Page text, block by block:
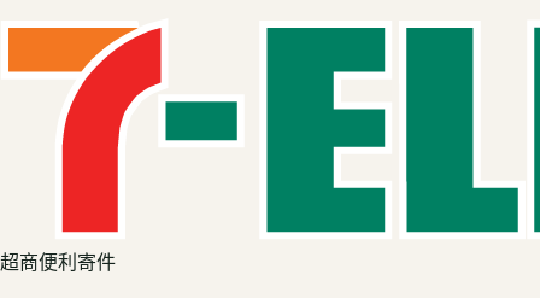
超商便利寄件